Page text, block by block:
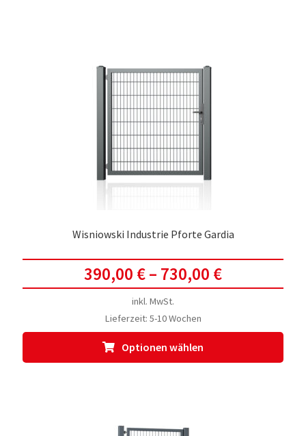
Wisniowski Industrie Pforte Gardia
390,00 €– 730,00 €
inkl. MwSt.
Lieferzeit: 5-10 Wochen
Optionen wählen